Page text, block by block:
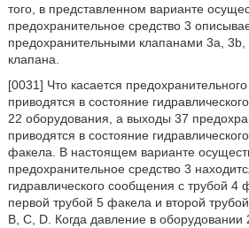
того, в представленном варианте
предохранительное средство 3
предохранительными клапанами 3а,
клапана.
[0031] Что касается
приводятся в состояние
22 оборудования, а выходы 37
приводятся в состояние
факела. В настоящем варианте
предохранительное средство 3
гидравлического сообщения с трубой 4
первой трубой 5 факела и второй
В, С, D. Когда давление в оборудовании